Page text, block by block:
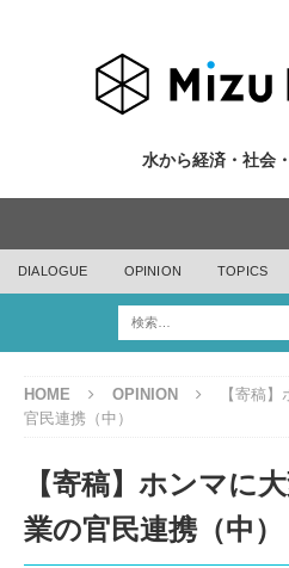
水から経済・社会
DIALOGUE OPINION TOPICS
HOME OPINION
【寄稿
官民連携（中）
【寄稿】ホンマに
業の官民連携（中）